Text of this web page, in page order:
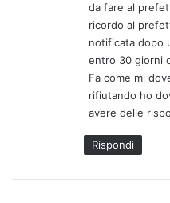
o
:
da fare al
ricordo al
notificata dopo
entro 30 giorni
Fa come mi
rifiutando ho
avere delle
Rispondi